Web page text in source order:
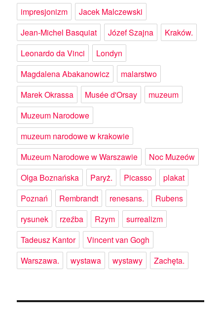
impresjonizm
Jacek Malczewski
Jean-Michel Basquiat
Józef Szajna
Kraków.
Leonardo da Vinci
Londyn
Magdalena Abakanowicz
malarstwo
Marek Okrassa
Musée d'Orsay
muzeum
Muzeum Narodowe
muzeum narodowe w krakowie
Muzeum Narodowe w Warszawie
Noc Muzeów
Olga Boznańska
Paryż. Picasso
plakat
Poznań
Rembrandt renesans.
Rubens
rysunek
rzeźba Rzym
surrealizm
Tadeusz Kantor
Vincent van Gogh
Warszawa.
wystawa wystawy Zachęta.